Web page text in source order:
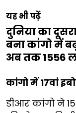
यह भी पढ़ें
दुनिया का
बना कांगो में
अब तक 1556
कांगो में 17वां
डीआर कांगो ने